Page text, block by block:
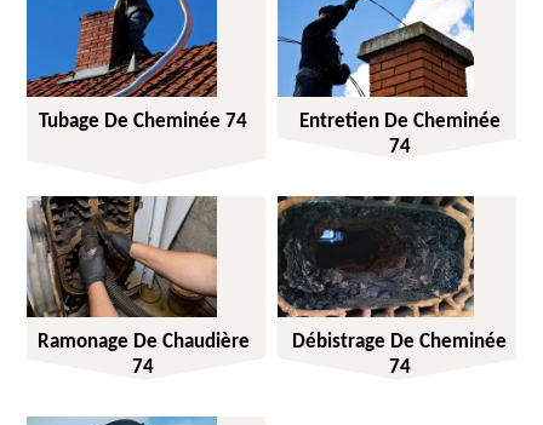
Tubage De Cheminée 74
Entretien De Cheminée
74
Ramonage De Chaudière
74
Débistrage De Cheminée
74